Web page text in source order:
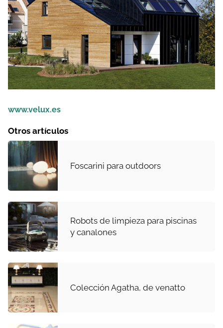
www.velux.es
Otros artículos
Foscarini para outdoors
Robots de limpieza para piscinas
y canalones
Colección Agatha, de venatto